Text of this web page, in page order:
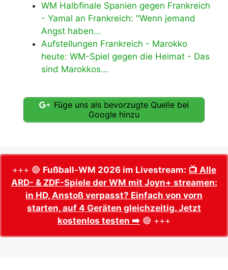
WM Halbfinale Spanien gegen Frankreich
- Yamal an Frankreich: "Wenn jemand
Angst haben…
Aufstellungen Frankreich - Marokko
heute: WM-Spiel gegen die Heimat - Das
sind Marokkos…
Füge uns als bevorzugte Quelle bei
Google hinzu
+++ 🔴 Fußball-WM 2026 im Livestream: 📺 Alle
ARD- & ZDF-Spiele der WM mit Joyn+ streamen:
in HD, Anstoß verpasst? Einfach von vorn
starten, auf 4 Geräten gleichzeitig. Jetzt
kostenlos testen ➡️ 🔴 +++